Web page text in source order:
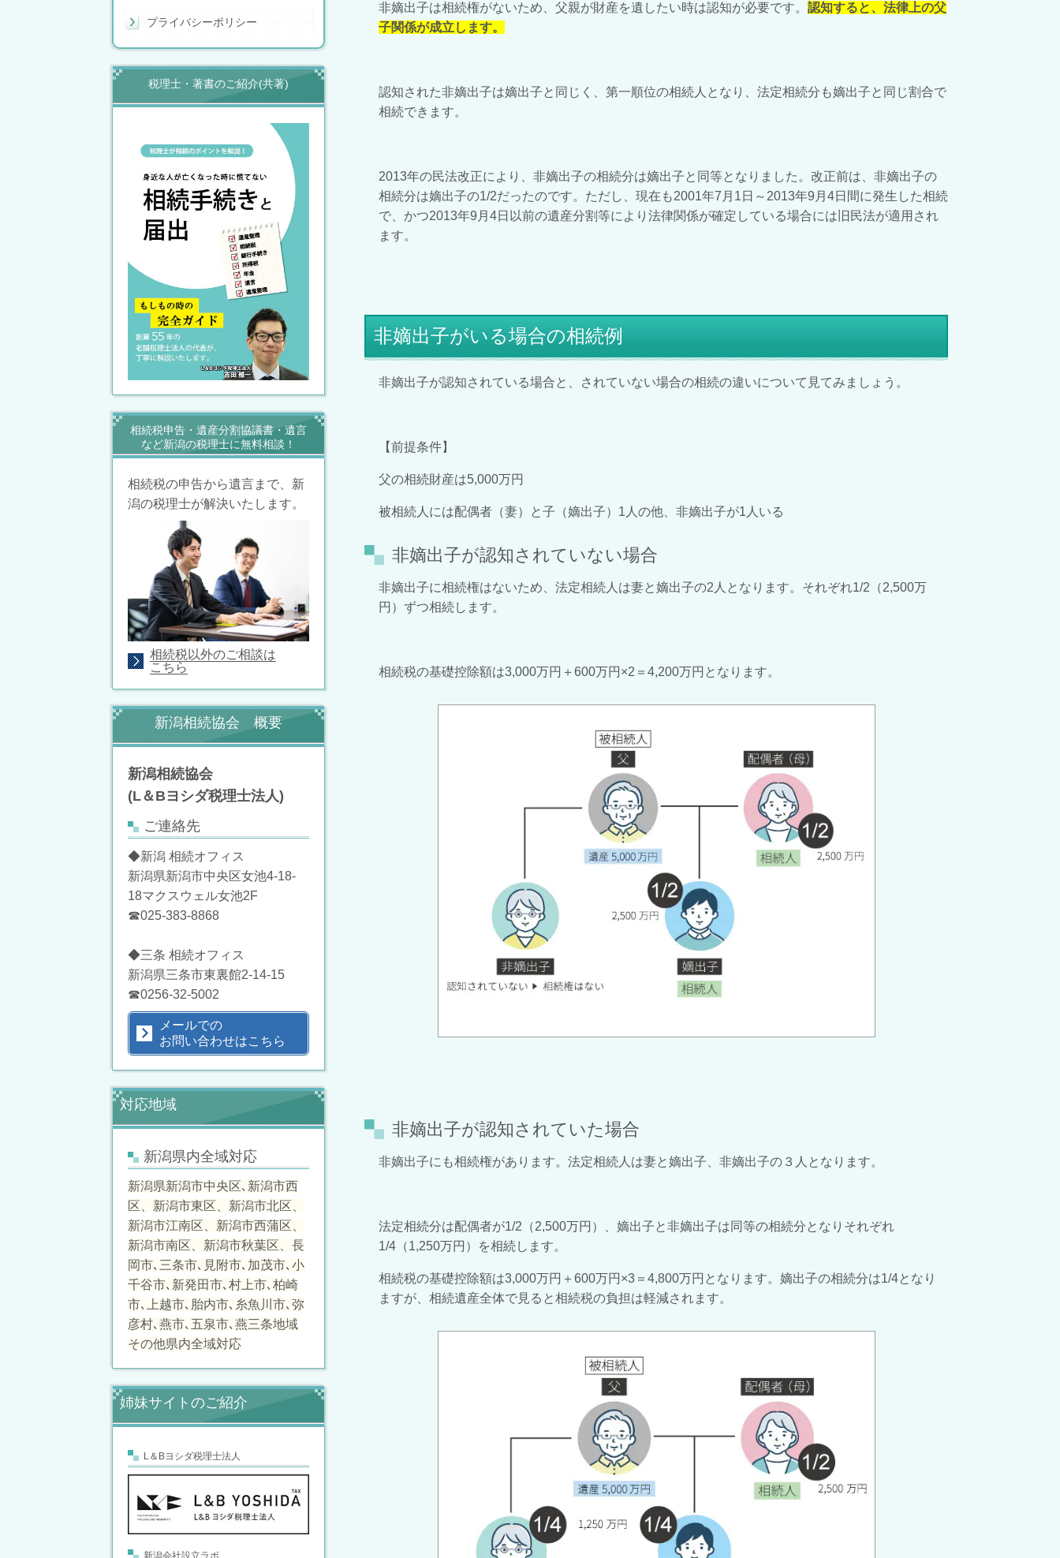
非嫡出子は相続権がないため、父親が財産を遺したい時は認知が必要です。 認知すると、法律上の父
子関係が成立します。
認知された非嫡出子は嫡出子と同じく、第一順位の相続人となり、法定相続分も嫡出子と同じ割合で
相続できます。
2013年の民法改正により、非嫡出子の相続分は嫡出子と同等となりました。改正前は、非嫡出子の
相続分は嫡出子の1/2だったのです。ただし、現在も2001年7 月 1 日～ 2013年9 月 4日間に発生した相続
で、 かつ2013年9月4日以前の遺産分割等により法律関係が確定している場合には旧民法が適用され
ます。
非嫡出子がいる場合の相続例
非嫡出子が認知されている場合と、されていない場合の相続の違いについて見てみましょう。
【前提条件】
父の相続財産は5,000万円
被相続人には配偶者（妻）と子（嫡出子） 1 人の他、非嫡出子が1 人いる
非嫡出子が認知されていない場合
非嫡出子に相続権はないため、法定相続人は妻と嫡出子の2 人となります。それぞれ1/2 （2,500万
円）ずつ相続します。
相続税の基礎控除額は3,000万円＋600万円×2 ＝ 4,200万円となります。
非嫡出子が認知されていた場合
非嫡出子にも相続権があります。法定相続人は妻と嫡出子、非嫡出子の３人となります。
法定相続分は配偶者が1/2 （2,500万円）、嫡出子と非嫡出子は同等の相続分となりそれぞれ
1/4 （1,250万円）を相続します。
相続税の基礎控除額は3,000万円＋600万円×3 ＝ 4,800万円となります。嫡出子の相続分は1/4となり
ますが、相続遺産全体で見ると相続税の負担は軽減されます。
プライバシーポリシー
税理士・著書のご紹介(共著)
相続税申告・遺産分割協議書・遺言
など新潟の税理士に無料相談！
相続税の申告から遺言まで、新
潟の税理士が解決いたします。
相続税以外のご相談は
こちら
新潟相続協会 概要
新潟相続協会
(L＆Bヨシダ税理士法人)
ご連絡先
◆新潟 相続オフィス
新潟県新潟市中央区女池4-18-
18マクスウェル女池2F
☎025-383-8868
◆三条 相続オフィス
新潟県三条市東裏館2-14-15
☎0256-32-5002
メールでの
お問い合わせはこちら
対応地域
新潟県内全域対応
新潟県新潟市中央区､新潟市西
区、新潟市東区、新潟市北区、
新潟市江南区、新潟市西蒲区、
新潟市南区、新潟市秋葉区、長
岡市､三条市､見附市､加茂市､小
千谷市､新発田市､村上市､柏崎
市､上越市､胎内市､糸魚川市､弥
彦村､燕市､五泉市､燕三条地域
その他県内全域対応
姉妹サイトのご紹介
L＆Bヨシダ税理士法人
新潟会社設立ラボ